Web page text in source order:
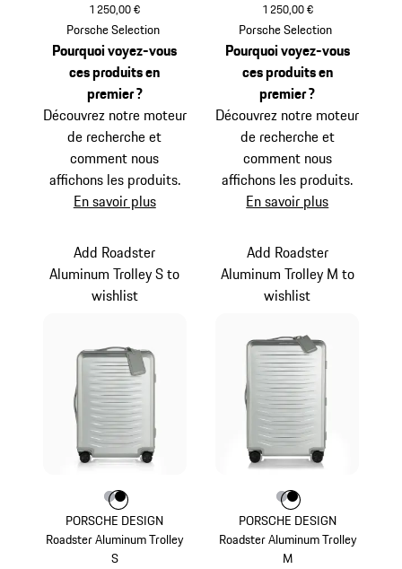
1 250,00 €
Argent
Porsche Selection
Pourquoi voyez-vous
ces produits en
premier ?
Découvrez notre moteur
de recherche et
comment nous
affichons les produits.
En savoir plus
1 250,00 €
Noir
Porsche Selection
Pourquoi voyez-vous
ces produits en
premier ?
Découvrez notre moteur
de recherche et
comment nous
affichons les produits.
En savoir plus
PORSCHE DESIGN
Roadster Aluminum Trolley
S
Add Roadster
Aluminum Trolley S to
wishlist
Couleur
Couleur
Couleur
PORSCHE DESIGN
Roadster Aluminum Trolley
M
Add Roadster
Aluminum Trolley M to
wishlist
Couleur
Couleur
Couleur